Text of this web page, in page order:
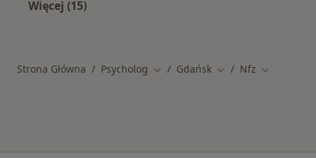
Więcej (15)
Strona Główna Psycholog Zmień miasto
Gdańsk Zmień miasto
Nfz Zmień